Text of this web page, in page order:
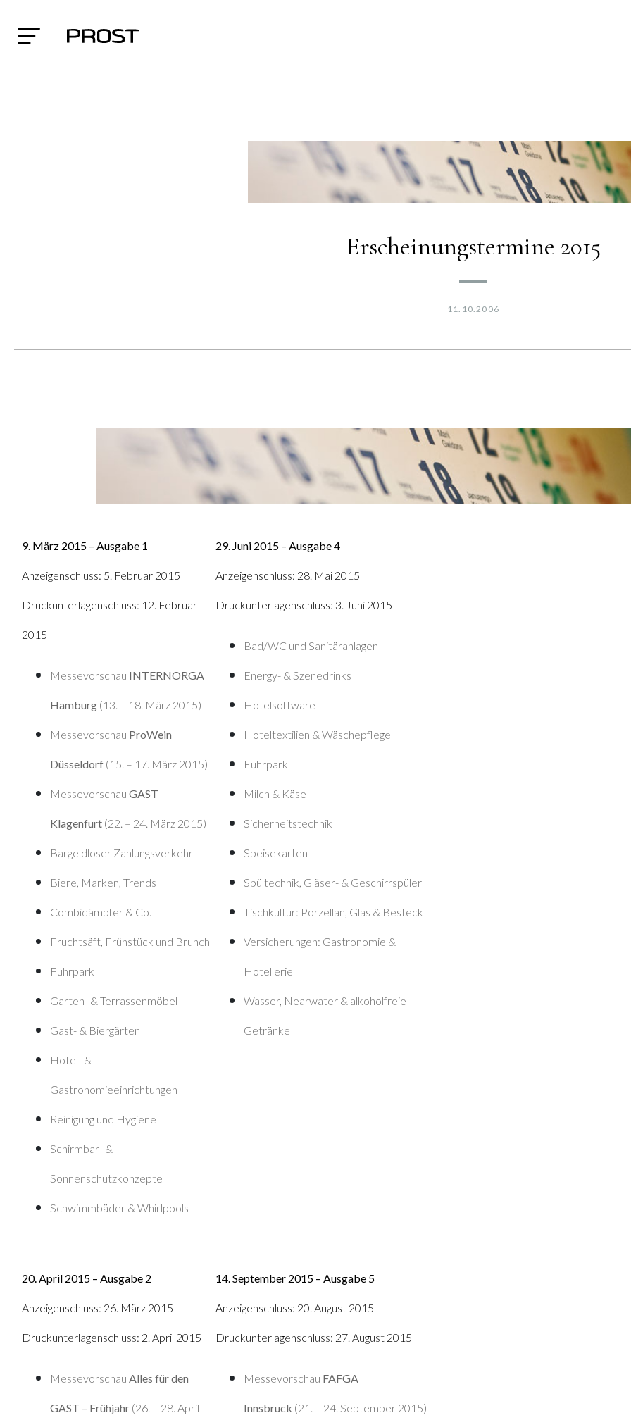
Erscheinungstermine 2015
11.10.2006
9. März 2015 – Ausgabe 1
Anzeigenschluss: 5. Februar 2015
Druckunterlagenschluss: 12. Februar
2015
Messevorschau INTERNORGA
Hamburg (13. – 18. März 2015)
Messevorschau ProWein
Düsseldorf (15. – 17. März 2015)
Messevorschau GAST
Klagenfurt (22. – 24. März 2015)
Bargeldloser Zahlungsverkehr
Biere, Marken, Trends
Combidämpfer & Co.
Fruchtsäft, Frühstück und Brunch
Fuhrpark
Garten- & Terrassenmöbel
Gast- & Biergärten
Hotel- &
Gastronomieeinrichtungen
Reinigung und Hygiene
Schirmbar- &
Sonnenschutzkonzepte
Schwimmbäder & Whirlpools
29. Juni 2015 – Ausgabe 4
Anzeigenschluss: 28. Mai 2015
Druckunterlagenschluss: 3. Juni 2015
Bad/WC und Sanitäranlagen
Energy- & Szenedrinks
Hotelsoftware
Hoteltextilien & Wäschepflege
Fuhrpark
Milch & Käse
Sicherheitstechnik
Speisekarten
Spültechnik, Gläser- & Geschirrspüler
Tischkultur: Porzellan, Glas & Besteck
Versicherungen: Gastronomie &
Hotellerie
Wasser, Nearwater & alkoholfreie
Getränke
20. April 2015 – Ausgabe 2
Anzeigenschluss: 26. März 2015
Druckunterlagenschluss: 2. April 2015
Messevorschau Alles für den
GAST – Frühjahr (26. – 28. April
14. September 2015 – Ausgabe 5
Anzeigenschluss: 20. August 2015
Druckunterlagenschluss: 27. August 2015
Messevorschau FAFGA
Innsbruck (21. – 24. September 2015)